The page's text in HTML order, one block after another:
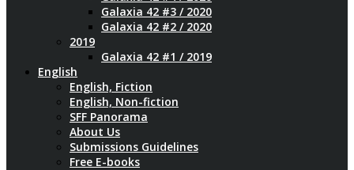
Galaxia 42 #3 / 2020
Galaxia 42 #2 / 2020
2019
Galaxia 42 #1 / 2019
English
English, Fiction
English, Non-fiction
SFF Panorama
About Us
Submissions Guidelines
Free E-books